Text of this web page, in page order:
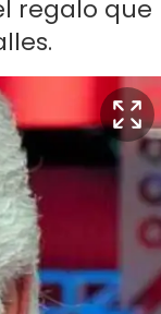
regalo que